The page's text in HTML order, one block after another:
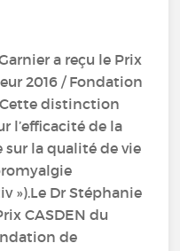
a reçu le Prix
2016 / Fondation
Cette distinction
l’efficacité de la
sur la qualité de vie
»).Le Dr Stéphanie
CASDEN du
de